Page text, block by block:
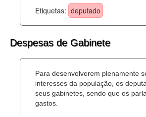
Perguntas frequentes
Etiquetas: deputado
Despesas de Gabinete
Para desenvolverem plenamente
interesses da população, os
seus gabinetes, sendo que os
gastos.